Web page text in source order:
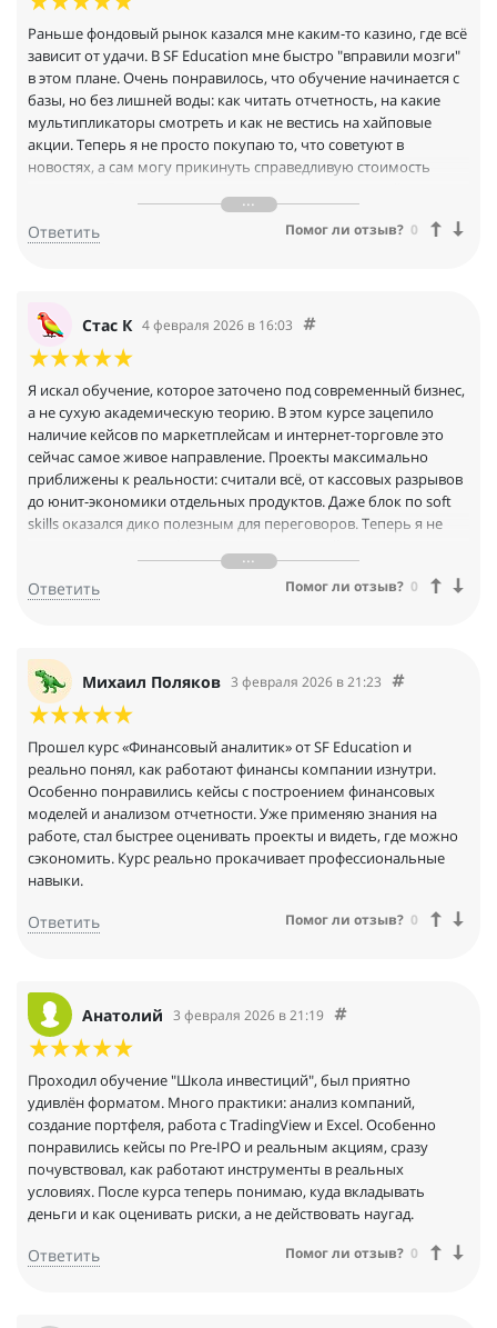
Раньше фондовый рынок казался мне каким-то казино, где всё
зависит от удачи. В SF Education мне быстро "вправили мозги"
в этом плане. Очень понравилось, что обучение начинается с
базы, но без лишней воды: как читать отчетность, на какие
мультипликаторы смотреть и как не вестись на хайповые
акции. Теперь я не просто покупаю то, что советуют в
новостях, а сам могу прикинуть справедливую стоимость
Ответить Помог ли отзыв? 0
Cтас К 4 февраля 2026 в 16:03
Я искал обучение, которое заточено под современный бизнес,
а не сухую академическую теорию. В этом курсе зацепило
наличие кейсов по маркетплейсам и интернет-торговле это
сейчас самое живое направление. Проекты максимально
приближены к реальности: считали всё, от кассовых разрывов
до юнит-экономики отдельных продуктов. Даже блок по soft
skills оказался дико полезным для переговоров. Теперь я не
бизнеса, который видит точки роста. Диплом международного
образца отличная вишенка на торте для работы с
Ответить Помог ли отзыв? 0
Михаил Поляков 3 февраля 2026 в 21:23
Прошел курс «Финансовый аналитик» от SF Education и
реально понял, как работают финансы компании изнутри.
Особенно понравились кейсы с построением финансовых
моделей и анализом отчетности. Уже применяю знания на
работе, стал быстрее оценивать проекты и видеть, где можно
сэкономить. Курс реально прокачивает профессиональные
навыки.
Ответить Помог ли отзыв? 0
Анатолий 3 февраля 2026 в 21:19
Проходил обучение "Школа инвестиций", был приятно
удивлён форматом. Много практики: анализ компаний,
создание портфеля, работа с TradingView и Excel. Особенно
понравились кейсы по Pre-IPO и реальным акциям, сразу
почувствовал, как работают инструменты в реальных
условиях. После курса теперь понимаю, куда вкладывать
деньги и как оценивать риски, а не действовать наугад.
Ответить Помог ли отзыв? 0